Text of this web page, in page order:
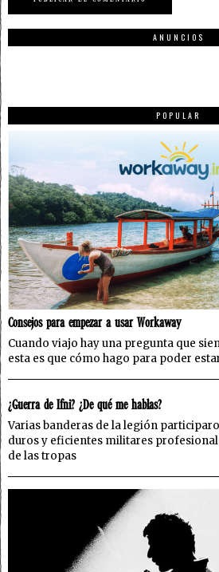
ANUNCIOS
POPULAR
Consejos para empezar a usar Workaway
Cuando viajo hay una pregunta que
esta es que cómo hago para poder
¿Guerra de Ifni? ¿De qué me hablas?
Varias banderas de la legión
duros y eficientes militares
de las tropas